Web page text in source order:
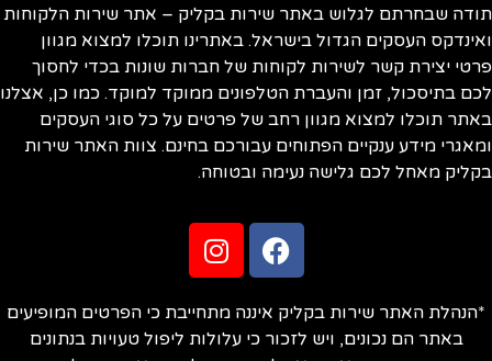
תודה שבחרתם לגלוש באתר שירות בקליק – אתר שירות הלקוחות
ואינדקס העסקים הגדול בישראל. באתרינו תוכלו למצוא מגוון
פרטי יצירת קשר לשירות לקוחות של חברות שונות בכדי לחסוך
לכם בתיסכול, זמן והעברת הטלפונים ממוקד למוקד. כמו כן, אצלנו
באתר תוכלו למצוא מגוון רחב של פרטים על כל סוגי העסקים
ומאגרי מידע ענקיים הפתוחים עבורכם בחינם. צוות האתר שירות
בקליק מאחל לכם גלישה נעימה ובטוחה.
*הנהלת האתר שירות בקליק איננה מתחייבת כי הפרטים המופיעים
באתר הם נכונים, ויש לזכור כי עלולות ליפול טעויות בנתונים